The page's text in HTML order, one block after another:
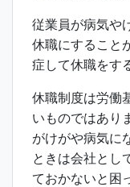
従業員が病気や
休職にすること
症して休職をす
休職制度は労働
いものではあり
がけがや病気に
ときは会社とし
ておかないと困